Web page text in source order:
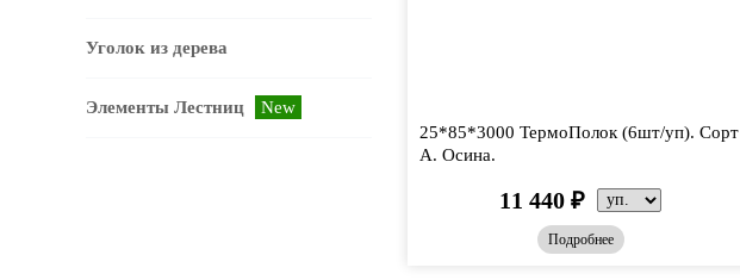
Уголок из дерева
Элементы Лестниц New
25*85*3000 ТермоПолок (6шт/уп). Сорт
А. Осина.
11 440 ₽
Подробнее